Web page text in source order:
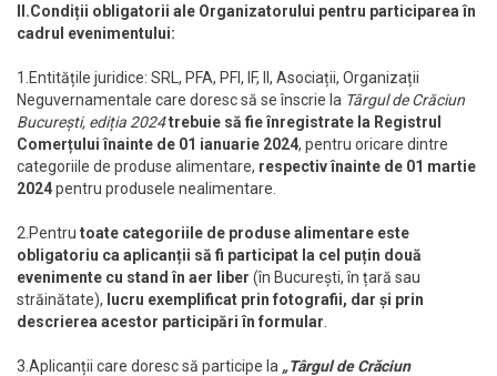
II.Condiții obligatorii ale Organizatorului pentru participarea în
cadrul evenimentului:
1.Entitățile juridice: SRL, PFA, PFI, IF, II, Asociații, Organizații
Neguvernamentale care doresc să se înscrie la Târgul de Crăciun
București, ediția 2024trebuie să fie înregistrate la Registrul
Comerțului înainte de 01 ianuarie 2024, pentru oricare dintre
categoriile de produse alimentare, respectiv înainte de 01 martie
2024pentru produsele nealimentare.
2.Pentru toate categoriile de produse alimentare este
obligatoriu ca aplicanții să fi participat la cel puțin două
evenimente cu stand în aer liber (în București, în țară sau
străinătate), lucru exemplificat prin fotografii, dar și prin
descrierea acestor participări în formular
3.Aplicanții care doresc să participe la „Târgul de Crăciun